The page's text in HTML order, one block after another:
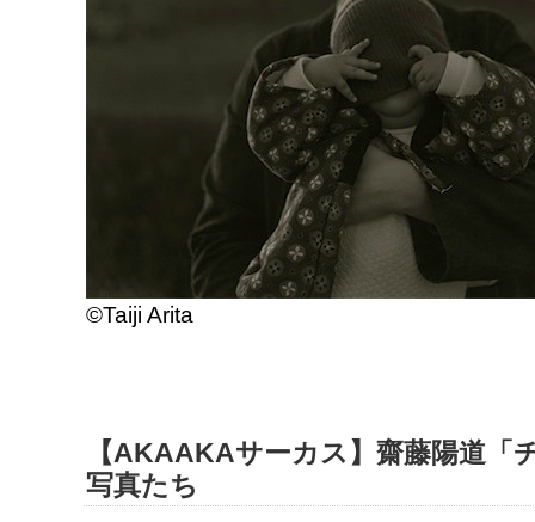
©Taiji Arita
【AKAAKAサーカス】齋藤陽道「
写真たち